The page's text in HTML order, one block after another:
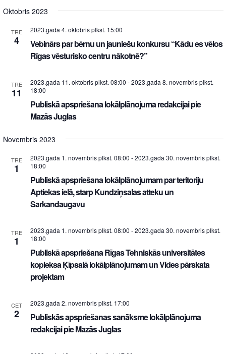
Oktobris 2023
TRE
4
2023.gada 4. oktobris plkst. 15:00
Vebinārs par bērnu un jauniešu konkursu “Kādu es vēlos
Rīgas vēsturisko centru nākotnē?”
TRE
11
2023.gada 11. oktobris plkst. 08:00 -2023.gada 8. novembris plkst.
18:00
Publiskā apspriešana lokālplānojuma redakcijai pie
Mazās Juglas
Novembris 2023
TRE
1
2023.gada 1. novembris plkst. 08:00 -2023.gada 30. novembris plkst.
18:00
Publiskā apspriešana lokālplānojumam par teritoriju
Aptiekas ielā, starp Kundziņsalas atteku un
Sarkandaugavu
TRE
1
2023.gada 1. novembris plkst. 08:00 -2023.gada 30. novembris plkst.
18:00
Publiskā apspriešana Rīgas Tehniskās universitātes
kopleksa Ķīpsalā lokālplānojumam un Vides pārskata
projektam
CET
2
2023.gada 2. novembris plkst. 17:00
Publiskās apspriešanas sanāksme lokālplānojuma
redakcijai pie Mazās Juglas